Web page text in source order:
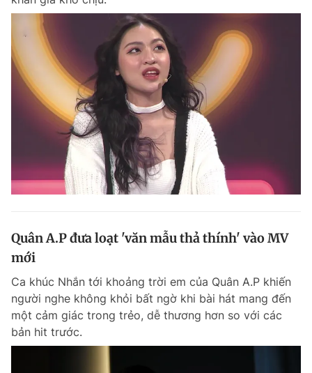
Quân A.P đưa loạt 'văn mẫu thả thính' vào MV
mới
Ca khúc Nhắn tới khoảng trời em của Quân A.P khiến
người nghe không khỏi bất ngờ khi bài hát mang đến
một cảm giác trong trẻo, dễ thương hơn so với các
bản hit trước.